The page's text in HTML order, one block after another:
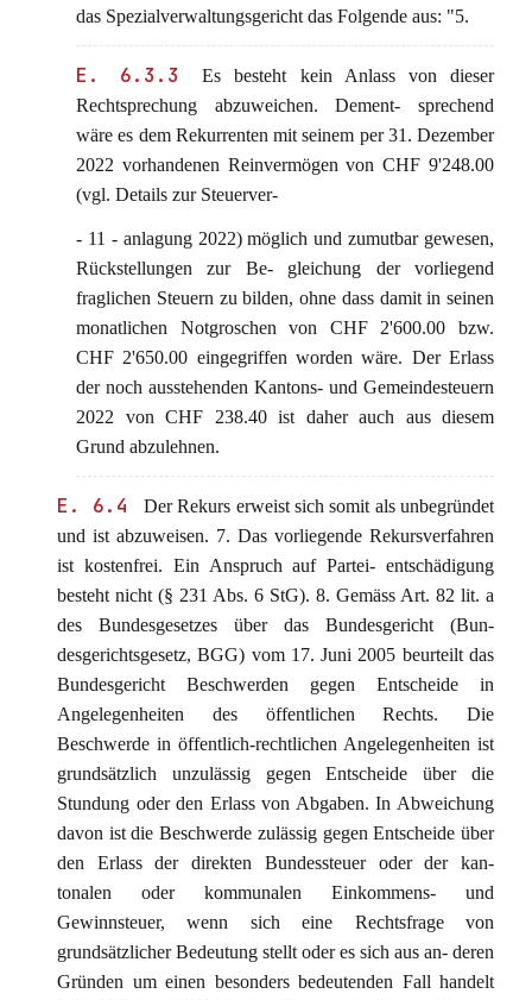
das Spezialverwaltungsgericht das Folgende aus: "5.
E. 6.3.3
Es besteht kein Anlass von dieser
Rechtsprechung abzuweichen. Dement- sprechend
wäre es dem Rekurrenten mit seinem per 31. Dezember
2022 vorhandenen Reinvermögen von CHF 9'248.00
(vgl. Details zur Steuerver-
- 11 - anlagung 2022) möglich und zumutbar gewesen,
Rückstellungen zur Be- gleichung der vorliegend
fraglichen Steuern zu bilden, ohne dass damit in seinen
monatlichen Notgroschen von CHF 2'600.00 bzw.
CHF 2'650.00 eingegriffen worden wäre. Der Erlass
der noch ausstehenden Kantons- und Gemeindesteuern
2022 von CHF 238.40 ist daher auch aus diesem
Grund abzulehnen.
E. 6.4
Der Rekurs erweist sich somit als unbegründet
und ist abzuweisen. 7. Das vorliegende Rekursverfahren
ist kostenfrei. Ein Anspruch auf Partei- entschädigung
besteht nicht (§ 231 Abs. 6 StG). 8. Gemäss Art. 82 lit. a
des Bundesgesetzes über das Bundesgericht (Bun-
desgerichtsgesetz, BGG) vom 17. Juni 2005 beurteilt das
Bundesgericht Beschwerden gegen Entscheide in
Angelegenheiten des öffentlichen Rechts. Die
Beschwerde in öffentlich-rechtlichen Angelegenheiten ist
grundsätzlich unzulässig gegen Entscheide über die
Stundung oder den Erlass von Abgaben. In Abweichung
davon ist die Beschwerde zulässig gegen Entscheide über
den Erlass der direkten Bundessteuer oder der kan-
tonalen oder kommunalen Einkommens- und
Gewinnsteuer, wenn sich eine Rechtsfrage von
grundsätzlicher Bedeutung stellt oder es sich aus an- deren
Gründen um einen besonders bedeutenden Fall handelt